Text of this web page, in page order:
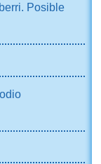
Posible